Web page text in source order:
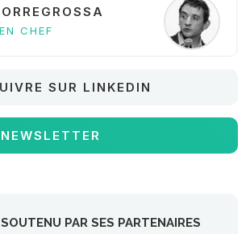
CHEF
SUR LINKEDIN
PAR SES PARTENAIRES